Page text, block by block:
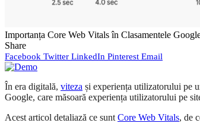
Importanța Core Web Vitals în Clasamentele
Share
Facebook Twitter LinkedIn Pinterest Email
În era digitală, viteza și experiența utilizatorului pe
Google, care măsoară experiența utilizatorului pe
Acest articol detaliază ce sunt Core Web Vitals, de